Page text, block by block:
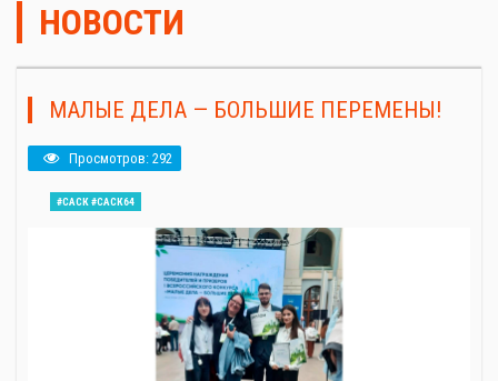
НОВОСТИ
МАЛЫЕ ДЕЛА — БОЛЬШИЕ ПЕРЕМЕНЫ!
Просмотров: 292
#САСК #САСК64